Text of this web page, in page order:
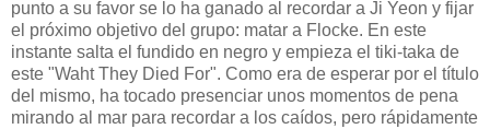
punto a su favor se lo ha ganado al recordar a Ji Yeon y fijar
el próximo objetivo del grupo: matar a Flocke. En este
instante salta el fundido en negro y empieza el tiki-taka de
este "Waht They Died For". Como era de esperar por el título
del mismo, ha tocado presenciar unos momentos de pena
mirando al mar para recordar a los caídos, pero rápidamente